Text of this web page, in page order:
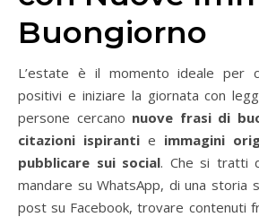
Buongiorno
L’estate è il momento ideale per condividere pensieri
positivi e iniziare la giornata con
persone cercano nuove frasi di
citazioni ispiranti e immagini
pubblicare sui social. Che si tratti
mandare su WhatsApp, di una storia
post su Facebook, trovare contenuti